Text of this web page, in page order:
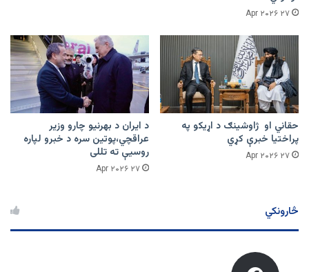
۲۷ Apr ۲۰۲۶
حقاني او ژاوشینګ د اړیکو په
پراختیا خبرې کړي
۲۷ Apr ۲۰۲۶
د ایران د بهرنیو چارو وزیر
عراقچي،پوتین سره د خبرو لپاره
روسیې ته تللی
۲۷ Apr ۲۰۲۶
څارونکي